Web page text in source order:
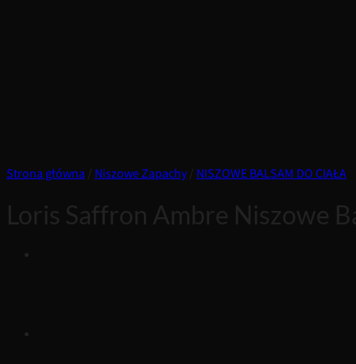
Strona główna Niszowe Zapachy NISZOWE BALSAM DO CIAŁA
Loris Saffron Ambre Niszowe